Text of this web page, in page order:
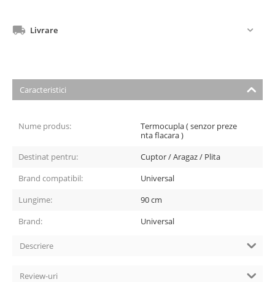
Livrare
Caracteristici
Nume produs:
Termocupla ( senzor preze
nta flacara )
Destinat pentru:
Cuptor / Aragaz / Plita
Brand compatibil:
Universal
Lungime:
90 cm
Brand:
Universal
Descriere
Review-uri